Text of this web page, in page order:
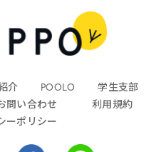
介 POOLO
学生支部
問い合わせ
利用規約
ーポリシー